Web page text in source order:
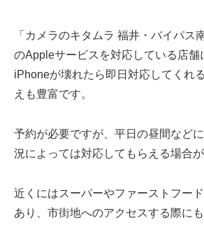
「カメラのキタムラ 福井・バイパス
のAppleサービスを対応している店舗
iPhoneが壊れたら即日対応してくれ
えも豊富です。
予約が必要ですが、平日の昼間など
況によっては対応してもらえる場合が
近くにはスーパーやファーストフー
あり、市街地へのアクセスする際に